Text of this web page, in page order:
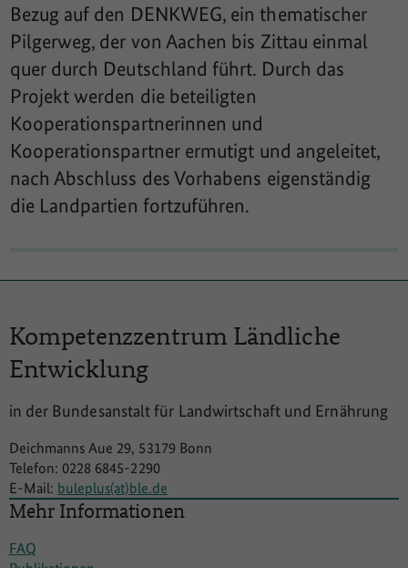
Bezug auf den DENKWEG, ein thematischer
Pilgerweg, der von Aachen bis Zittau einmal
quer durch Deutschland führt. Durch das
Projekt werden die beteiligten
Kooperationspartnerinnen und
Kooperationspartner ermutigt und angeleitet,
nach Abschluss des Vorhabens eigenständig
die Landpartien fortzuführen.
Kompetenzzentrum Ländliche
Entwicklung
in der Bundesanstalt für Landwirtschaft und Ernährung
Deichmanns Aue 29, 53179 Bonn
Telefon: 0228 6845-2290
E-Mail: buleplus(at)ble.de
Mehr Informationen
FAQ